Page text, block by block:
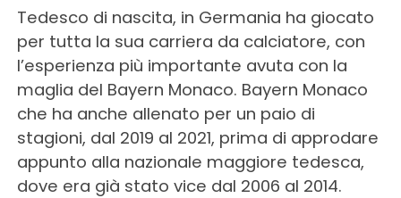
Tedesco di nascita, in Germania ha giocato
per tutta la sua carriera da calciatore, con
l’esperienza più importante avuta con la
maglia del Bayern Monaco. Bayern Monaco
che ha anche allenato per un paio di
stagioni, dal 2019 al 2021, prima di approdare
appunto alla nazionale maggiore tedesca,
dove era già stato vice dal 2006 al 2014.